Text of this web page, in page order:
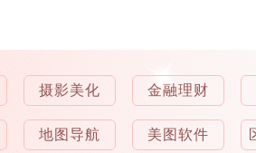
摄影美化 金融理财
地图导航 美图软件